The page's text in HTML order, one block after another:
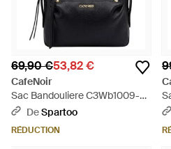
69,90 €53,82 €
CafeNoir
Sac Bandouliere C3Wb1009-
Pe26-N001 - Noir
DeSpartoo
RÉDUCTION
-